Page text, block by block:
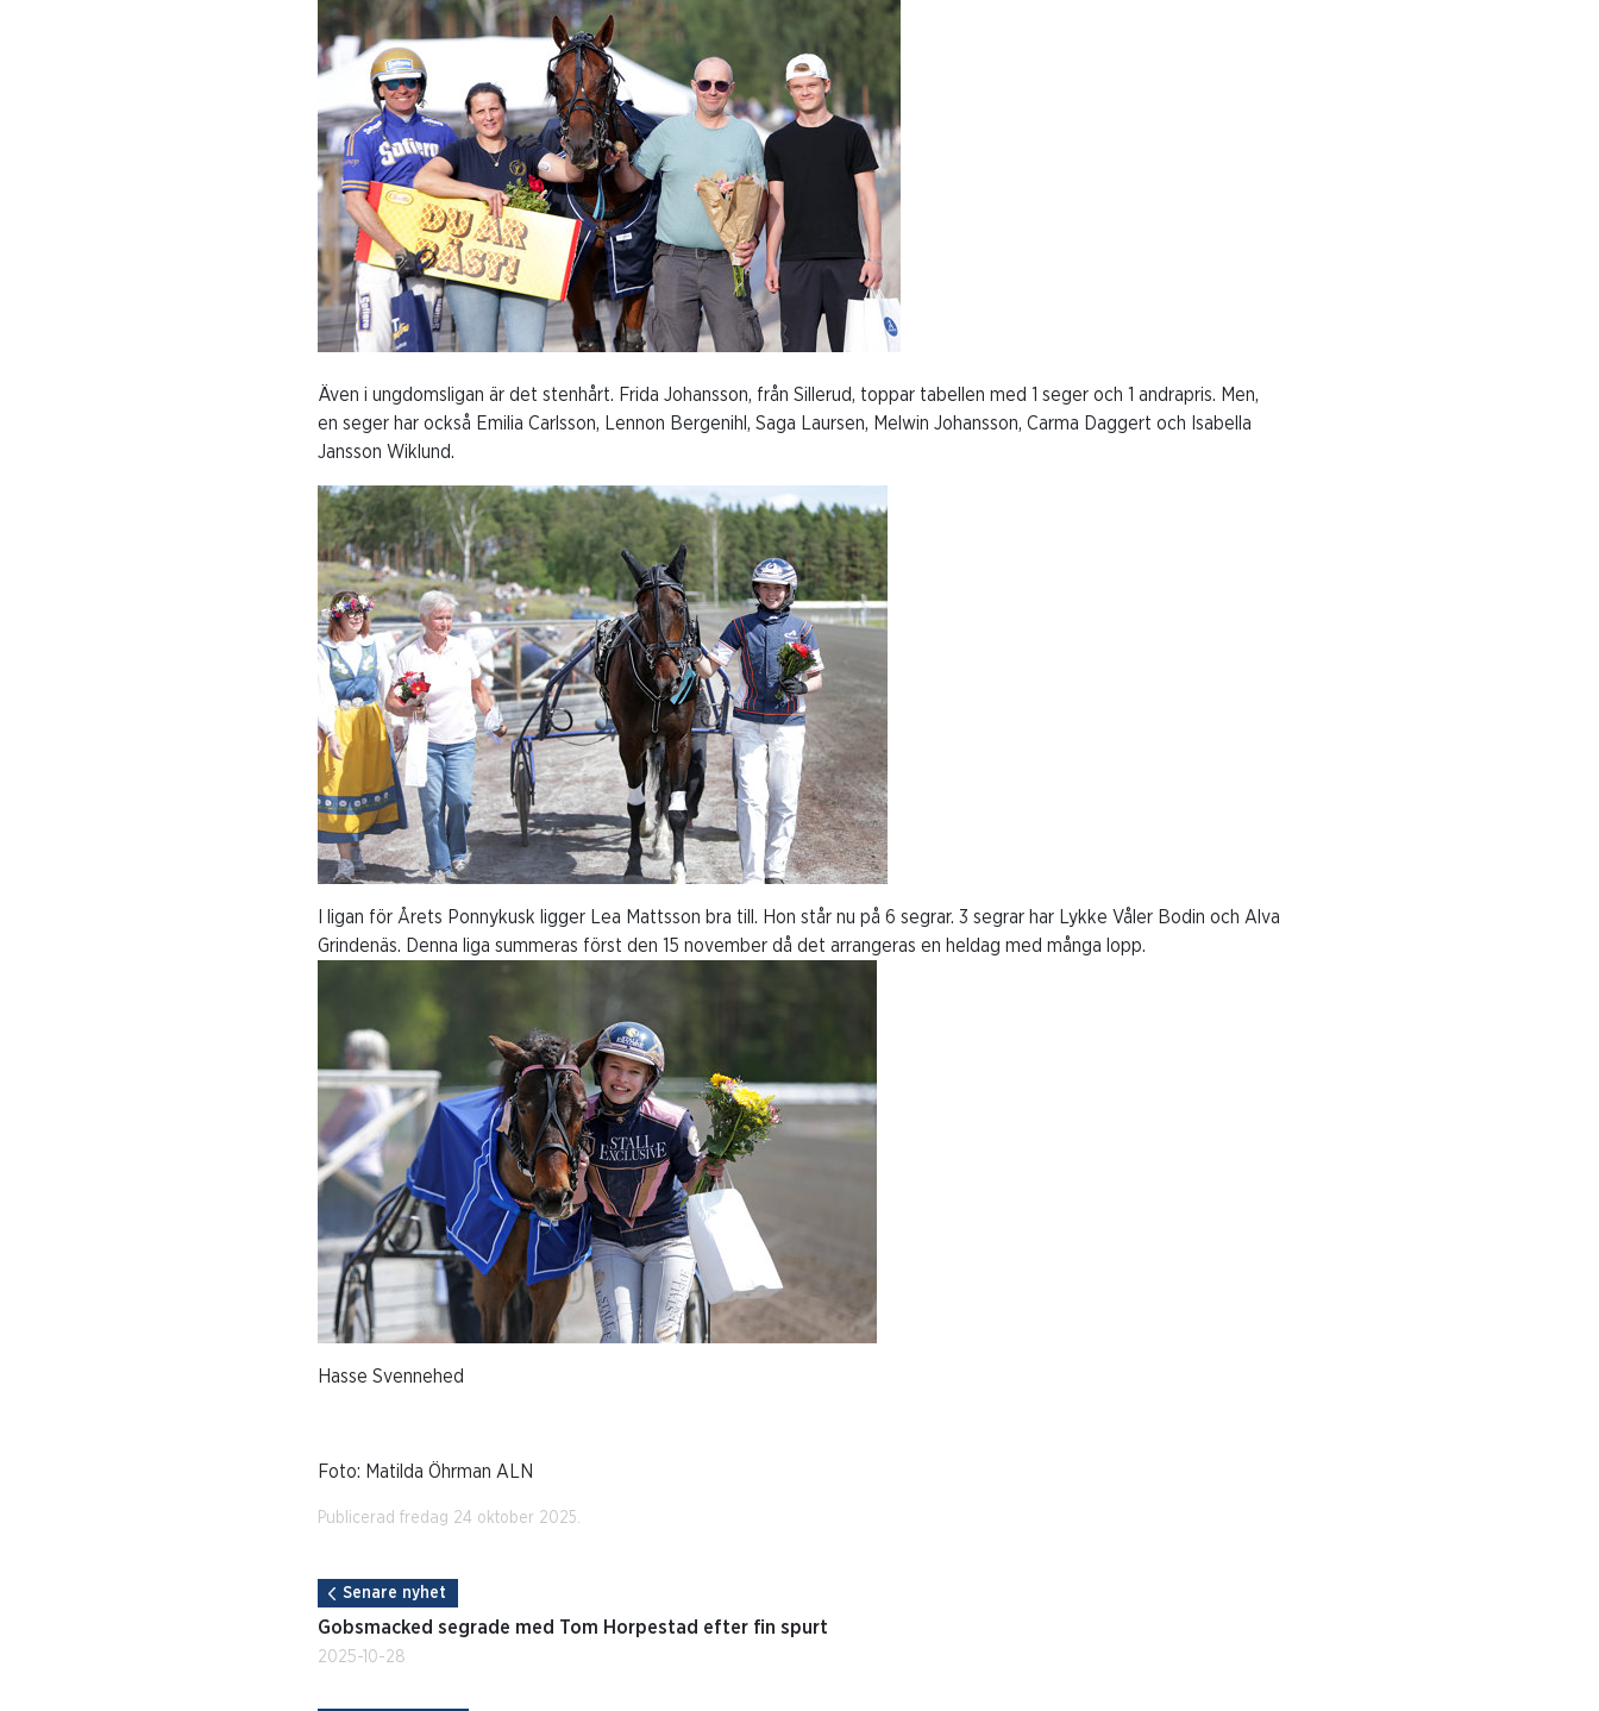
Även i ungdomsligan är det stenhårt. Frida Johansson, från Sillerud, toppar tabellen med 1 seger och 1 andrapris. Men,
en seger har också Emilia Carlsson, Lennon Bergenihl, Saga Laursen, Melwin Johansson, Carma Daggert och Isabella
Jansson Wiklund.
I ligan för Årets Ponnykusk ligger Lea Mattsson bra till. Hon står nu på 6 segrar. 3 segrar har Lykke Våler Bodin och Alva
Grindenäs. Denna liga summeras först den 15 november då det arrangeras en heldag med många lopp.
Hasse Svennehed
Foto: Matilda Öhrman ALN
Publicerad fredag 24 oktober 2025.
Senare nyhet
Gobsmacked segrade med Tom Horpestad efter fin spurt
2025-10-28